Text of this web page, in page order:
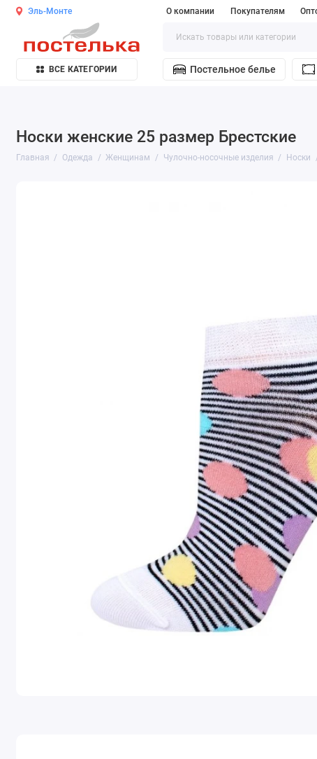
Эль-Монте О компании Покупателям
ВСЕ КАТЕГОРИИ Постельное белье
Носки женские 25 размер Брестские
Главная Одежда Женщинам Чулочно-носочные изделия Носки